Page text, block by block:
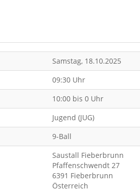
Samstag, 18.10.2025
09:30 Uhr
10:00 bis 0 Uhr
Jugend (JUG)
9-Ball
Saustall Fieberbrunn
Pfaffenschwendt 27
6391 Fieberbrunn
Österreich